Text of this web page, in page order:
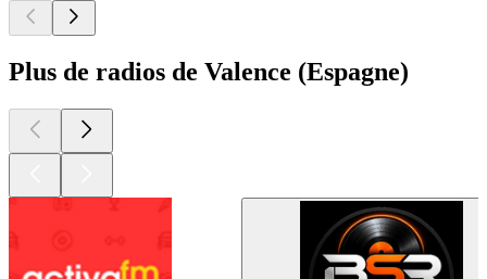
Plus de radios de Valence (Espagne)